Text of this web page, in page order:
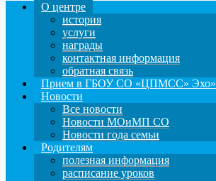
О центре
история
услуги
награды
контактная информация
обратная связь
Прием в ГБОУ СО «ЦПМСС» Эхо»
Новости
Все новости
Новости МОиМП СО
Новости года семьи
Родителям
полезная информация
расписание уроков